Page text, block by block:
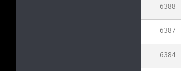
6388
6387
6384